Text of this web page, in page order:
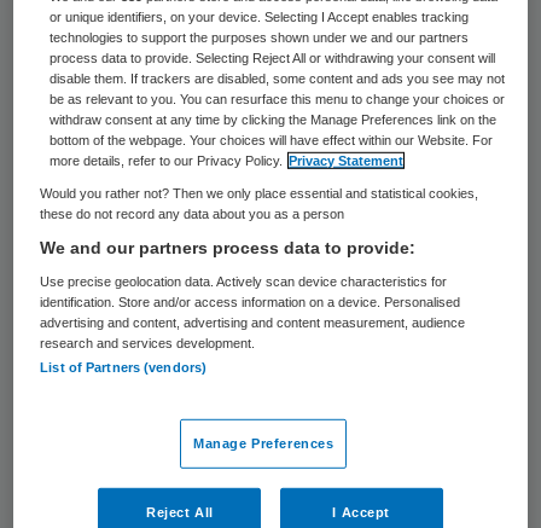
blijkt uit haar beleidsbrief “Vertrouwen in
zorg”. Nu staan te vaak “onoverzichtelijke
en ontoegankelijke” procedures en
systemen centraal. Om ruimte voor de
cliënt en zorgverlener te realiseren wil de
staatssecretaris kleinschaligheid stimuleren
en interne bureaucratie terugdringen.
Directe invloed
De aandacht in zorginstellingen wordt vaak
zorg voor cliënten en medewerkers te
maken hebben, aldus de staatssecretaris.
Ook is er een grote afstand tussen bestuur
or unique identifiers, on your device. Selecting I Accept enables tracking
technologies to support the purposes shown under we and our partners
process data to provide. Selecting Reject All or withdrawing your consent will
disable them. If trackers are disabled, some content and ads you see may not
be as relevant to you. You can resurface this menu to change your choices or
withdraw consent at any time by clicking the Manage Preferences link on the
bottom of the webpage. Your choices will have effect within our Website. For
more details, refer to our Privacy Policy.
Privacy Statement
Would you rather not? Then we only place essential and statistical cookies,
these do not record any data about you as a person
We and our partners process data to provide:
Use precise geolocation data. Actively scan device characteristics for
identification. Store and/or access information on a device. Personalised
advertising and content, advertising and content measurement, audience
research and services development.
List of Partners (vendors)
Manage Preferences
Reject All I Accept